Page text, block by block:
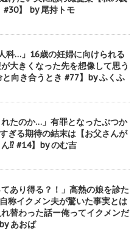
#30】 by 尾持トモ
科…」16歳の妊婦に向けられる
大きくなった先を想像して思う
向き合うとき #77】by ふくふ
れたのか…」有罪となったぶつか
ぎる期待の結末は【お父さんが
⁉︎ #14】by のむ吉
てあり得る？！」高熱の娘を診た
称イクメン夫が驚いた事実とは
れ替わった話ー俺ってイクメンだ
あおば